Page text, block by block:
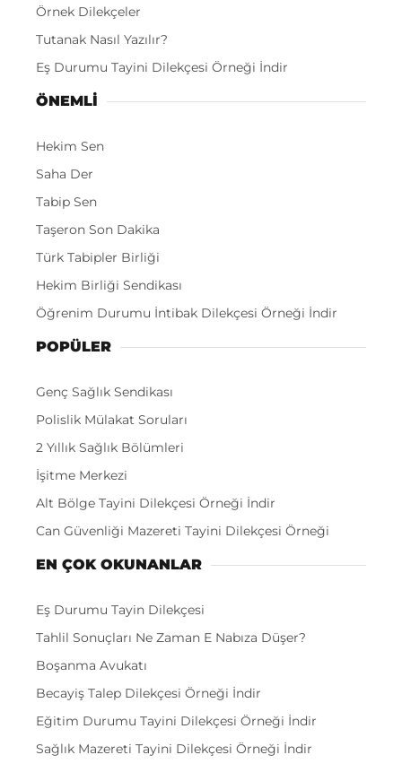
Örnek Dilekçeler
Tutanak Nasıl Yazılır?
Eş Durumu Tayini Dilekçesi Örneği İndir
ÖNEMLI
Hekim Sen
Saha Der
Tabip Sen
Taşeron Son Dakika
Türk Tabipler Birliği
Hekim Birliği Sendikası
Öğrenim Durumu İntibak Dilekçesi Örneği İndir
POPÜLER
Genç Sağlık Sendikası
Polislik Mülakat Soruları
2 Yıllık Sağlık Bölümleri
İşitme Merkezi
Alt Bölge Tayini Dilekçesi Örneği İndir
Can Güvenliği Mazereti Tayini Dilekçesi Örneği
EN ÇOK OKUNANLAR
Eş Durumu Tayin Dilekçesi
Tahlil Sonuçları Ne Zaman E Nabıza Düşer?
Boşanma Avukatı
Becayiş Talep Dilekçesi Örneği İndir
Eğitim Durumu Tayini Dilekçesi Örneği İndir
Sağlık Mazereti Tayini Dilekçesi Örneği İndir